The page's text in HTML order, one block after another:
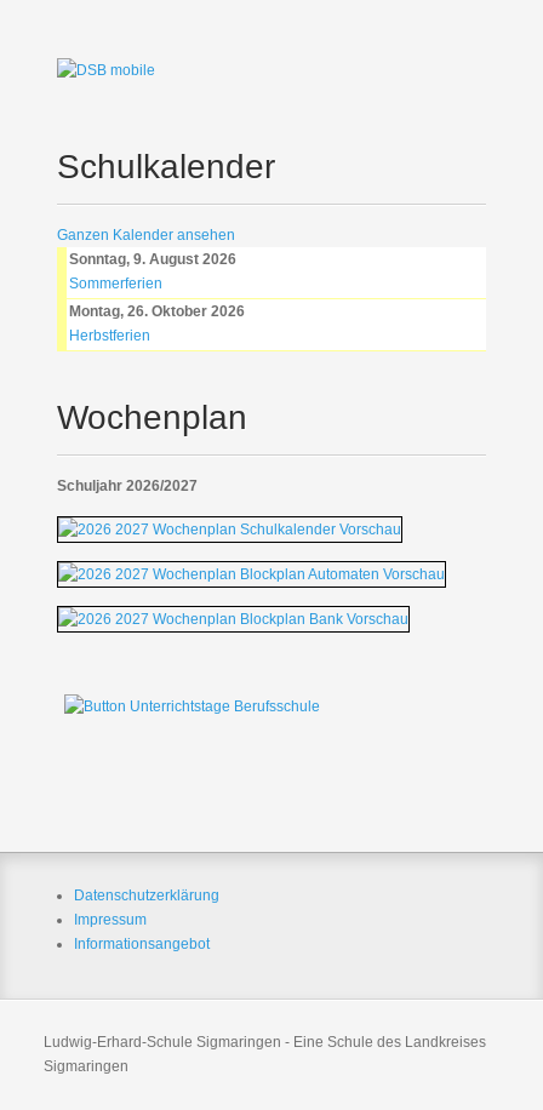
Schulkalender
Ganzen Kalender ansehen
Sonntag, 9. August 2026
Sommerferien
Montag, 26. Oktober 2026
Herbstferien
Wochenplan
Schuljahr 2026/2027
Datenschutzerklärung
Impressum
Informationsangebot
Ludwig-Erhard-Schule Sigmaringen - Eine Schule des Landkreises
Sigmaringen